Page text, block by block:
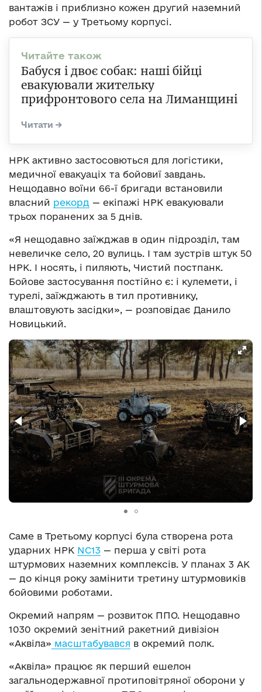
вантажів і приблизно кожен другий наземний
робот ЗСУ — у Третьому корпусі.
Бабуся і двоє собак: наші бійці
евакуювали жительку
прифронтового села на Лиманщині
НРК активно застосовються для логістики,
медичної евакуаціх та бойовиї завдань.
Нещодавно воїни 66-ї бригади встановили
власний рекорд — екіпажі НРК евакуювали
трьох поранених за 5 днів.
«Я нещодавно заїжджав в один підрозділ, там
невеличке село, 20 вулиць. І там зустрів штук 50
НРК. І носять, і пиляють, Чистий постпанк.
Бойове застосування постійно є: і кулемети, і
турелі, заїжджають в тил противнику,
влаштовують засідки», — розповідає Данило
Новицький.
Саме в Третьому корпусі була створена рота
ударних НРК NC13 — перша у світі рота
штурмових наземних комплексів. У планах 3 АК
— до кінця року замінити третину штурмовиків
бойовими роботами.
Окремий напрям — розвиток ППО. Нещодавно
1030 окремий зенітний ракетний дивізіон
«Аквіла» масштабувався в окремий полк.
«Аквіла» працює як перший ешелон
загальнодержавної протиповітряної оборони у